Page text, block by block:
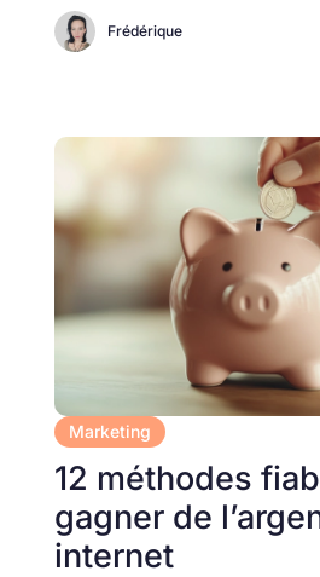
Frédérique
Marketing
12 méthodes
gagner de
internet